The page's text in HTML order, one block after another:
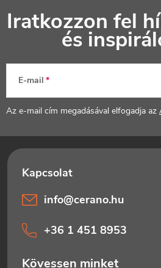
á
é
Iratkozzon fel
és
E-mail
Az e-mail cím megadásával elfogadja az
info@cerano.hu
+36 1 451 8953